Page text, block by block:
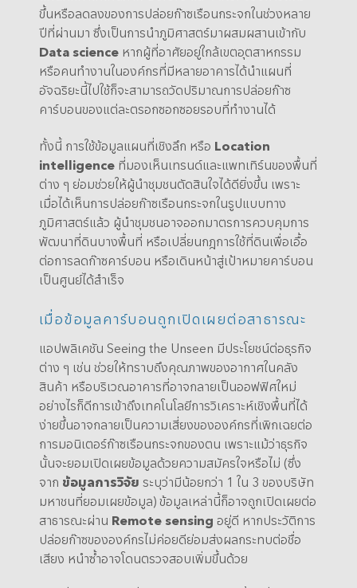
ขึ้นหรือลดลงของการปล่อยก๊าซเรือนกระจกในช่วงหลาย
ปีที่ผ่านมา ซึ่งเป็นการนำภูมิศาสตร์มาผสมผสานเข้ากับ
Data science หากผู้ที่อาศัยอยู่ใกล้เขตอุตสาหกรรม
หรือคนทำงานในองค์กรที่มีหลายอาคารได้นำแผนที่
อัจฉริยะนี้ไปใช้ก็จะสามารถวัดปริมาณการปล่อยก๊าซ
คาร์บอนของแต่ละตรอกซอกซอยรอบที่ทำงานได้
ทั้งนี้ การใช้ข้อมูลแผนที่เชิงลึก หรือ Location
intelligence ที่มองเห็นเทรนด์และแพทเทิร์นของพื้นที่
ต่าง ๆ ย่อมช่วยให้ผู้นำชุมชนตัดสินใจได้ดียิ่งขึ้น เพราะ
เมื่อได้เห็นการปล่อยก๊าซเรือนกระจกในรูปแบบทาง
ภูมิศาสตร์แล้ว ผู้นำชุมชนอาจออกมาตรการควบคุมการ
พัฒนาที่ดินบางพื้นที่ หรือเปลี่ยนกฎการใช้ที่ดินเพื่อเอื้อ
ต่อการลดก๊าซคาร์บอน หรือเดินหน้าสู่เป้าหมายคาร์บอน
เป็นศูนย์ได้สำเร็จ
เมื่อข้อมูลคาร์บอนถูกเปิดเผยต่อสาธารณะ
แอปพลิเคชัน Seeing the Unseen มีประโยชน์ต่อธุรกิจ
ต่าง ๆ เช่น ช่วยให้ทราบถึงคุณภาพของอากาศในคลัง
สินค้า หรือบริเวณอาคารที่อาจกลายเป็นออฟฟิศใหม่
อย่างไรก็ดีการเข้าถึงเทคโนโลยีการวิเคราะห์เชิงพื้นที่ได้
ง่ายขึ้นอาจกลายเป็นความเสี่ยงขององค์กรที่เพิกเฉยต่อ
การมอนิเตอร์ก๊าซเรือนกระจกของตน เพราะแม้ว่าธุรกิจ
นั้นจะยอมเปิดเผยข้อมูลด้วยความสมัครใจหรือไม่ (ซึ่ง
จาก ข้อมูลการวิจัย ระบุว่ามีน้อยกว่า 1 ใน 3 ของบริษัท
มหาชนที่ยอมเผยข้อมูล) ข้อมูลเหล่านี้ก็อาจถูกเปิดเผยต่อ
สาธารณะผ่าน Remote sensing อยู่ดี หากประวัติการ
ปล่อยก๊าซขององค์กรไม่ค่อยดีย่อมส่งผลกระทบต่อชื่อ
เสียง หนำซ้ำอาจโดนตรวจสอบเพิ่มขึ้นด้วย